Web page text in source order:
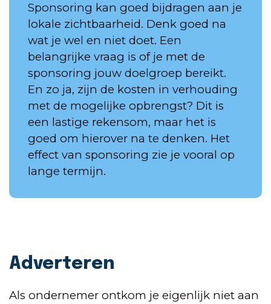
Sponsoring kan goed bijdragen aan je
lokale zichtbaarheid. Denk goed na
wat je wel en niet doet. Een
belangrijke vraag is of je met de
sponsoring jouw doelgroep bereikt.
En zo ja, zijn de kosten in verhouding
met de mogelijke opbrengst? Dit is
een lastige rekensom, maar het is
goed om hierover na te denken. Het
effect van sponsoring zie je vooral op
lange termijn.
Adverteren
Als ondernemer ontkom je eigenlijk niet aan